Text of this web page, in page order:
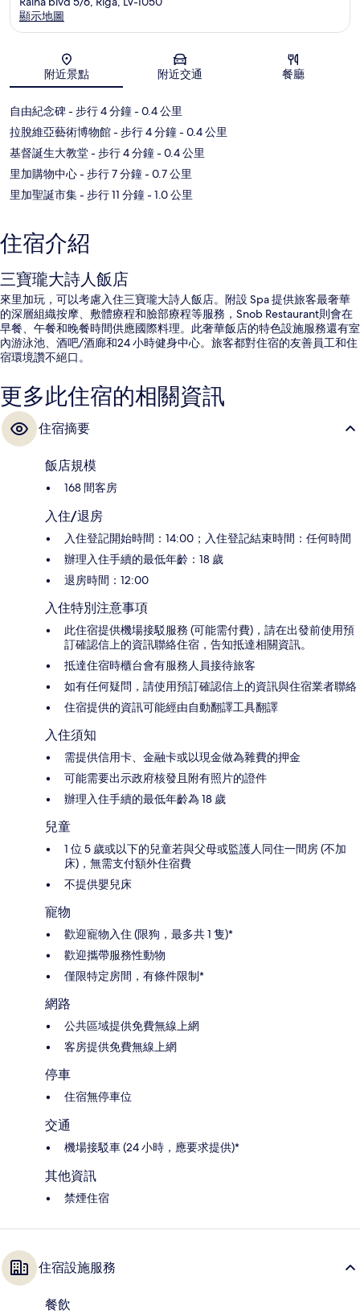
地圖
顯示地圖
附近景點 附近交通 餐廳
自由紀念碑- 步行 4 分鐘- 0.4 公里
拉脫維亞藝術博物館- 步行 4 分鐘- 0.4 公里
基督誕生大教堂- 步行 4 分鐘- 0.4 公里
里加購物中心- 步行 7 分鐘- 0.7 公里
里加聖誕市集- 步行 11 分鐘- 1.0 公里
住宿介紹
三寶瓏大詩人飯店
來里加玩，可以考慮入住三寶瓏大詩人飯店。附設 Spa 提供旅客最奢華
的深層組織按摩、敷體療程和臉部療程等服務，Snob Restaurant則會在
早餐、午餐和晚餐時間供應國際料理。此奢華飯店的特色設施服務還有室
內游泳池、酒吧/酒廊和24 小時健身中心。旅客都對住宿的友善員工和住
宿環境讚不絕口。
更多此住宿的相關資訊
住宿摘要
飯店規模
168 間客房
入住/退房
入住登記開始時間：14:00；入住登記結束時間：任何時間
辦理入住手續的最低年齡：18 歲
退房時間：12:00
入住特別注意事項
此住宿提供機場接駁服務 (可能需付費)，請在出發前使用預
訂確認信上的資訊聯絡住宿，告知抵達相關資訊。
抵達住宿時櫃台會有服務人員接待旅客
如有任何疑問，請使用預訂確認信上的資訊與住宿業者聯絡
住宿提供的資訊可能經由自動翻譯工具翻譯
入住須知
需提供信用卡、金融卡或以現金做為雜費的押金
可能需要出示政府核發且附有照片的證件
辦理入住手續的最低年齡為 18 歲
兒童
1 位 5 歲或以下的兒童若與父母或監護人同住一間房 (不加
床)，無需支付額外住宿費
不提供嬰兒床
寵物
歡迎寵物入住 (限狗，最多共 1 隻)*
歡迎攜帶服務性動物
僅限特定房間，有條件限制*
網路
公共區域提供免費無線上網
客房提供免費無線上網
停車
住宿無停車位
交通
機場接駁車 (24 小時，應要求提供)*
其他資訊
禁煙住宿
住宿設施服務
餐飲